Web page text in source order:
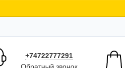
+74722777291